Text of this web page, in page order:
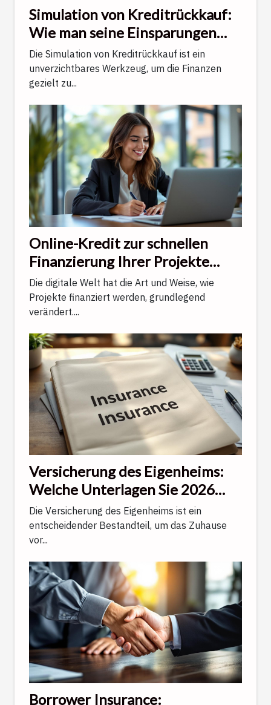
Simulation von Kreditrückkauf:
Wie man seine Einsparungen
schätzt und seine monatlichen
Zahlungen verringert
Die Simulation von Kreditrückkauf ist ein
unverzichtbares Werkzeug, um die Finanzen
gezielt zu...
Online-Kredit zur schnellen
Finanzierung Ihrer Projekte
durch Open Banking und
elektronische Unterschrift
Die digitale Welt hat die Art und Weise, wie
Projekte finanziert werden, grundlegend
verändert....
Versicherung des Eigenheims:
Welche Unterlagen Sie 2026
bereithalten müssen
Die Versicherung des Eigenheims ist ein
entscheidender Bestandteil, um das Zuhause
vor...
Borrower Insurance: